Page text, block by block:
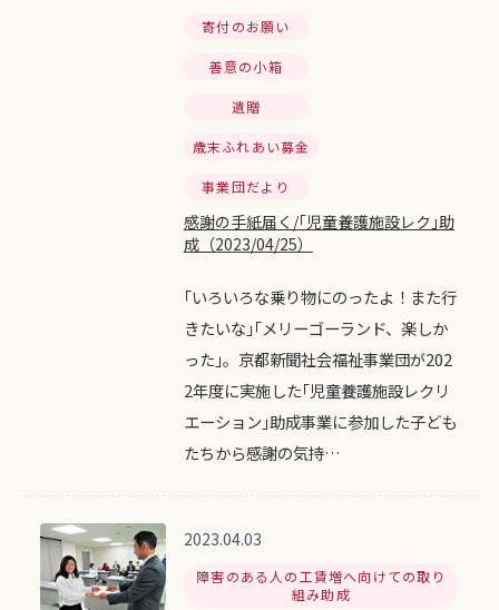
寄付のお願い
善意の小箱
遺贈
歳末ふれあい募金
事業団だより
感謝の手紙届く/｢児童養護施設レク｣助
成（2023/04/25）
｢いろいろな乗り物にのったよ！また行
きたいな｣｢メリーゴーランド、楽しか
った｣。京都新聞社会福祉事業団が202
2年度に実施した｢児童養護施設レクリ
エーション｣助成事業に参加した子ども
たちから感謝の気持…
2023.04.03
障害のある人の工賃増へ向けての取り
組み助成